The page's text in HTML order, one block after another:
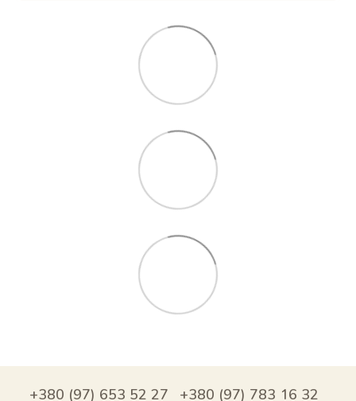
+380 (97) 653 52 27 +380 (97) 783 16 32